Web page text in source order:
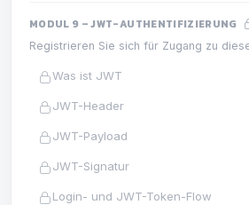
MODUL 9 – JWT-AUTHENTIFIZIERUNG
Registrieren Sie sich für Zugang zu
Was ist JWT
JWT-Header
JWT-Payload
JWT-Signatur
Login- und JWT-Token-Flow